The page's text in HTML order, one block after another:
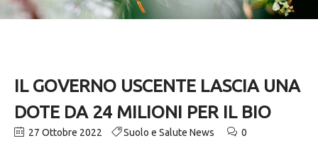
IL GOVERNO USCENTE LASCIA UNA
DOTE DA 24 MILIONI PER IL BIO
27 Ottobre 2022 Suolo e Salute News 0